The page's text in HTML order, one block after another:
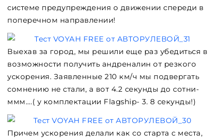
системе предупреждения о движении спереди в
поперечном направлении!
Выехав за город, мы решили еще раз убедиться в
возможности получить андреналин от резкого
ускорения. Заявленные 210 км/ч мы подвергать
сомнению не стали, а вот 4.2 секунды до сотни-
ммм….( у комплектации Flagship- 3. 8 секунды!)
Причем ускорения делали как со старта с места,